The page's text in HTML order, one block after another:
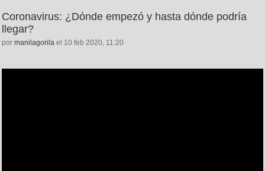
Coronavirus: ¿Dónde empezó y hasta dónde podría
llegar?
por manilagorila el 10 feb 2020, 11:20